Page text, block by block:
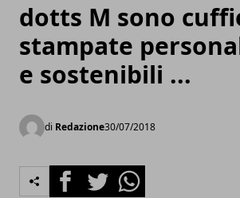
dotts M sono
stampate
e sostenibili ...
di Redazione30/07/2018
FacebookTwitterWhatsapp